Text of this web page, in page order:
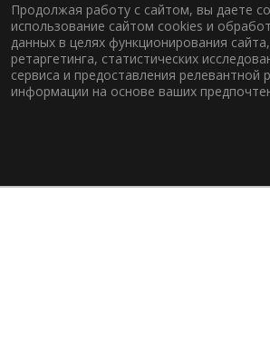
Продолжая работу с сайтом, вы даете
использование сайтом cookies и
данных в целях функционирования
ретаргетинга, статистических
сервиса и предоставления релевантной
информации на основе ваших